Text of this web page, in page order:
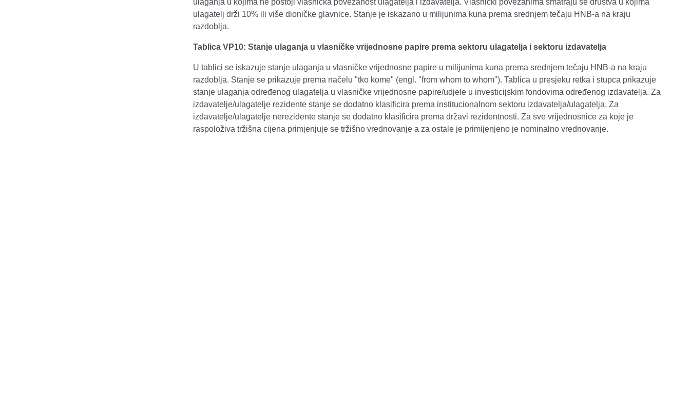
ulaganja u kojima ne postoji vlasnička povezanost ulagatelja i izdavatelja. Vlasnički povezanima smatraju se društva u kojima
ulagatelj drži 10% ili više dioničke glavnice. Stanje je iskazano u milijunima kuna prema srednjem tečaju HNB-a na kraju
razdoblja.
Tablica VP10: Stanje ulaganja u vlasničke vrijednosne papire prema sektoru ulagatelja i sektoru izdavatelja
U tablici se iskazuje stanje ulaganja u vlasničke vrijednosne papire u milijunima kuna prema srednjem tečaju HNB-a na kraju
razdoblja. Stanje se prikazuje prema načelu "tko kome" (engl. "from whom to whom"). Tablica u presjeku retka i stupca prikazuje
stanje ulaganja određenog ulagatelja u vlasničke vrijednosne papire/udjele u investicijskim fondovima određenog izdavatelja. Za
izdavatelje/ulagatelje rezidente stanje se dodatno klasificira prema institucionalnom sektoru izdavatelja/ulagatelja. Za
izdavatelje/ulagatelje nerezidente stanje se dodatno klasificira prema državi rezidentnosti. Za sve vrijednosnice za koje je
raspoloživa tržišna cijena primjenjuje se tržišno vrednovanje a za ostale je primijenjeno je nominalno vrednovanje.